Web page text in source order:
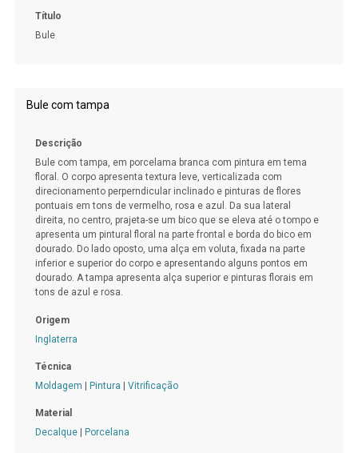
Título
Bule
Bule com tampa
Descrição
Bule com tampa, em porcelama branca com pintura em tema
floral. O corpo apresenta textura leve, verticalizada com
direcionamento perperndicular inclinado e pinturas de flores
pontuais em tons de vermelho, rosa e azul. Da sua lateral
direita, no centro, prajeta-se um bico que se eleva até o tompo e
apresenta um pintural floral na parte frontal e borda do bico em
dourado. Do lado oposto, uma alça em voluta, fixada na parte
inferior e superior do corpo e apresentando alguns pontos em
dourado. A tampa apresenta alça superior e pinturas florais em
tons de azul e rosa.
Origem
Inglaterra
Técnica
Moldagem
Pintura Vitrificação
Material
Decalque| Porcelana